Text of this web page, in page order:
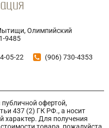
Олимпийский
9485
05-22 (906) 730-4353
офертой,
437 (2) ГК РФ., а носит
Для получения